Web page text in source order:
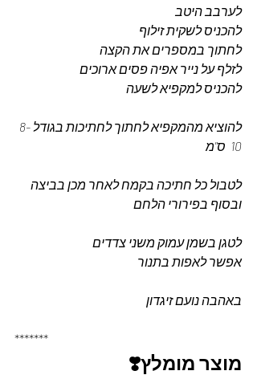
לערבב היטב
להכניס לשקית זילוף
לחתוך במספרים את הקצה
לזלף על נייר אפיה פסים ארוכים
להכניס למקפיא לשעה
להוציא מהמקפיא לחתוך לחתיכות בגודל 8-
10  ס"מ
לטבול כל חתיכה בקמח לאחר מכן בביצה
ובסוף בפירורי הלחם
לטגן בשמן עמוק משני צדדים
אפשר לאפות בתנור
באהבה נועם זיגדון
*******
מוצר מומלץ❣️